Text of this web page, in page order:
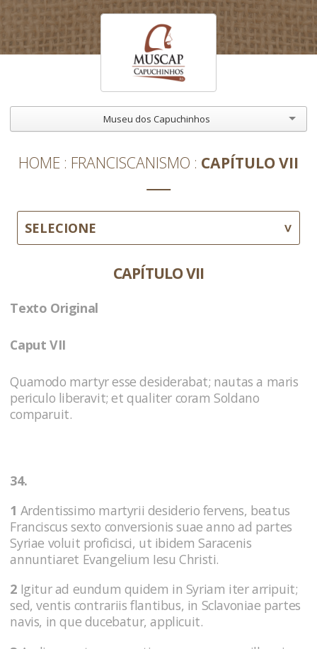
Museu dos Capuchinhos
HOME FRANCISCANISMO CAPÍTULO VII
SELECIONE
CAPÍTULO VII
Texto Original
Caput VII
Quamodo martyr esse desiderabat; nautas a maris
periculo liberavit; et qualiter coram Soldano
comparuit.
34.
1 Ardentissimo martyrii desiderio fervens, beatus
Franciscus sexto conversionis suae anno ad partes
Syriae voluit proficisci, ut ibidem Saracenis
annuntiaret Evangelium Iesu Christi.
2 Igitur ad eundum quidem in Syriam iter arripuit;
sed, ventis contrariis flantibus, in Sclavoniae partes
navis, in que ducebatur, applicuit.